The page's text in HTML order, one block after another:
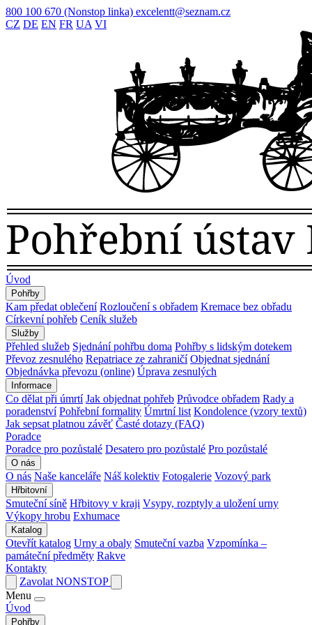
800 100 670 (Nonstop linka) excelentt@seznam.cz
CZ DE EN FR UA VI
Úvod
Pohřby
Kam předat oblečení Rozloučení s obřadem Kremace bez obřadu
Církevní pohřeb Ceník služeb
Služby
Přehled služeb Sjednání pohřbu doma Pohřby s lidským dotekem
Převoz zesnulého Repatriace ze zahraničí Objednat sjednání
Objednávka převozu (online) Úprava zesnulých
Informace
Co dělat při úmrtí Jak objednat pohřeb Průvodce obřadem Rady a
poradenství Pohřební formality Úmrtní list Kondolence (vzory textů)
Jak sepsat platnou závěť Časté dotazy (FAQ)
Poradce
Poradce pro pozůstalé Desatero pro pozůstalé Pro pozůstalé
O nás
O nás Naše kanceláře Náš kolektiv Fotogalerie Vozový park
Hřbitovní
Smuteční síně Hřbitovy v kraji Vsypy, rozptyly a uložení urny
Výkopy hrobu Exhumace
Katalog
Otevřít katalog Urny a obaly Smuteční vazba Vzpomínka –
památeční předměty Rakve
Kontakty
Zavolat NONSTOP
Menu
Úvod
Pohřby